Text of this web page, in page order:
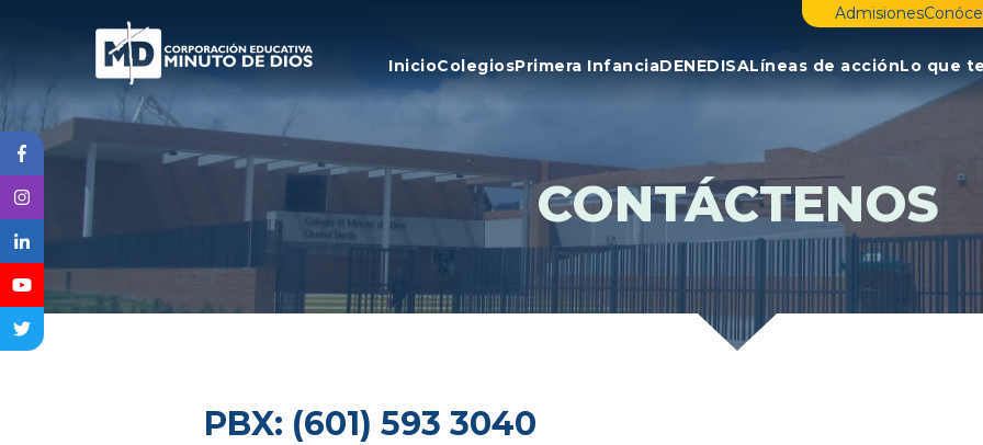
Admisiones
InicioColegiosPrimera InfanciaDENEDISALíneas de acciónLo que
CONTÁCTENOS
PBX: (601) 593 3040